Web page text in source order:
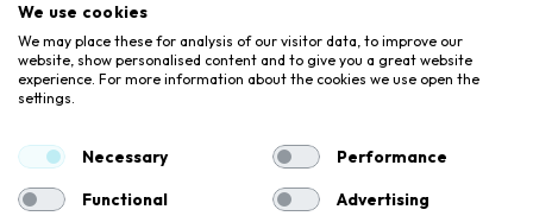
Accettiamo
Seguici sui social
We use cookies
We may place these for analysis of our visitor data, to improve our
website, show personalised content and to give you a great website
experience. For more information about the cookies we use open the
settings.
Necessary
Performance
Functional
Advertising